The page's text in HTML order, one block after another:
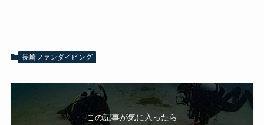
長崎ファンダイビング
この記事が気に入ったら